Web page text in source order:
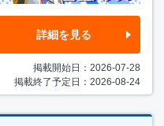
詳細を見る
掲載開始日：2026-07-28
掲載終了予定日：2026-08-24